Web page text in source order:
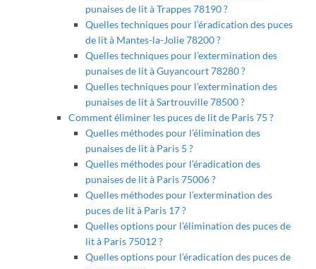
punaises de lit à Trappes 78190 ?
Quelles techniques pour l’éradication des puces
de lit à Mantes-la-Jolie 78200 ?
Quelles techniques pour l’extermination des
punaises de lit à Guyancourt 78280 ?
Quelles techniques pour l’extermination des
punaises de lit à Sartrouville 78500 ?
Comment éliminer les puces de lit de Paris 75 ?
Quelles méthodes pour l’élimination des
punaises de lit à Paris 5 ?
Quelles méthodes pour l’éradication des
punaises de lit à Paris 75006 ?
Quelles méthodes pour l’extermination des
puces de lit à Paris 17 ?
Quelles options pour l’élimination des puces de
lit à Paris 75012 ?
Quelles options pour l’éradication des puces de